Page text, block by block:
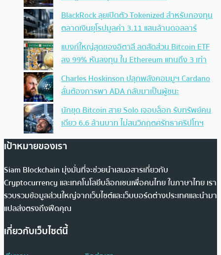
BlackRock ลุยเปิดตัว Tokenized สำหรับกองทุน
ตลาดเงินยุโรปมูลค่า 3.11 แสนล้านดอลลาร์
แบงก์ใหญ่สุดของอิตาลี ลดสัดส่วน Bitcoin ETF
ลง 99% หันลงทุน ใน Ethereum แทนถึง 3 เท่า
Charles Hoskinson ปลุกพลังคอมมูฯ Cardano
ลั่นต้องการพา ADA กลับมาเป็นผู้ชนะ
นักขุด Bitcoin สาย Solo เจอบล็อก รับทรัพย์คน
เดียว 6.6 ล้านบาท ไม่สนวิกฤตศรัทธาคริปโทฯ
เป้าหมายของเรา
Siam Blockchain มุ่งมั่นที่จะช่วยนำเสนอสารเกี่ยวกับ
Cryptocurrency และเทคโนโลยีบล็อกเชนเพื่อคนไทย ในภาษาไทย เรา
รวบรวมข้อมูลส่วนใหญ่จากเว็บไซต์และเว็บบอร์ดต่างประเทศและนำมา
แปลส่งตรงถึงฟีดคุณ
เกี่ยวกับเว็บไซต์นี้